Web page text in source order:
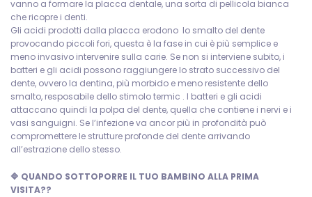
vanno a formare la placca dentale, una sorta di pellicola bianca
che ricopre i denti.
Gli acidi prodotti dalla placca erodono lo smalto del dente
provocando piccoli fori, questa è la fase in cui è più semplice e
meno invasivo intervenire sulla carie. Se non si interviene subito, i
batteri e gli acidi possono raggiungere lo strato successivo del
dente, ovvero la dentina, più morbido e meno resistente dello
smalto, resposabile dello stimolo termic . I batteri e gli acidi
attaccano quindi la polpa del dente, quella che contiene i nervi e i
vasi sanguigni. Se l’infezione va ancor più in profondità può
compromettere le strutture profonde del dente arrivando
all’estrazione dello stesso.
🔷 QUANDO SOTTOPORRE IL TUO BAMBINO ALLA PRIMA
VISITA??